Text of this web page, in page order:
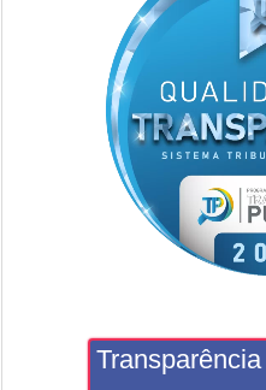
Transparência